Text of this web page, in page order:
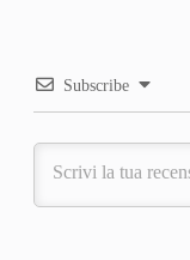
Subscribe